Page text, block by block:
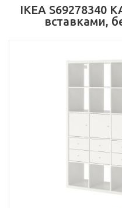
IKEA S69278340
вставками,